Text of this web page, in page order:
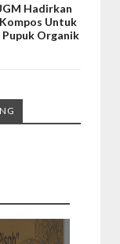
Hadirkan
Untuk
Organik